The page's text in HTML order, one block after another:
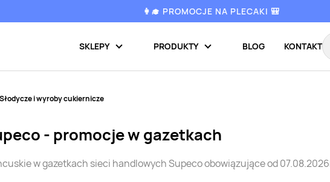
👩‍🎓 PROMOCJE NA PLECAKI 🎒
SKLEPY PRODUKTY BLOG KONTAKT
Słodycze i wyroby cukiernicze
- promocje w gazetkach
w gazetkach sieci handlowychSupecoobowiązujące od